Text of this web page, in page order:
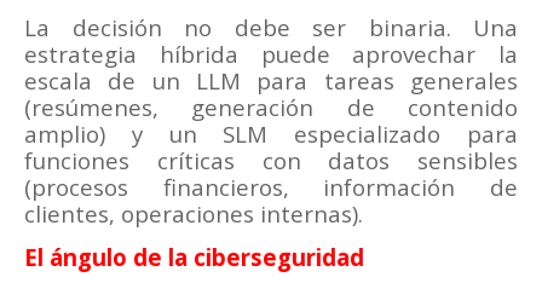
La decisión no debe ser binaria. Una
estrategia híbrida puede aprovechar la
escala de un LLM para tareas generales
(resúmenes, generación de contenido
amplio) y un SLM especializado para
funciones críticas con datos sensibles
(procesos financieros, información de
clientes, operaciones internas).
El ángulo de la ciberseguridad